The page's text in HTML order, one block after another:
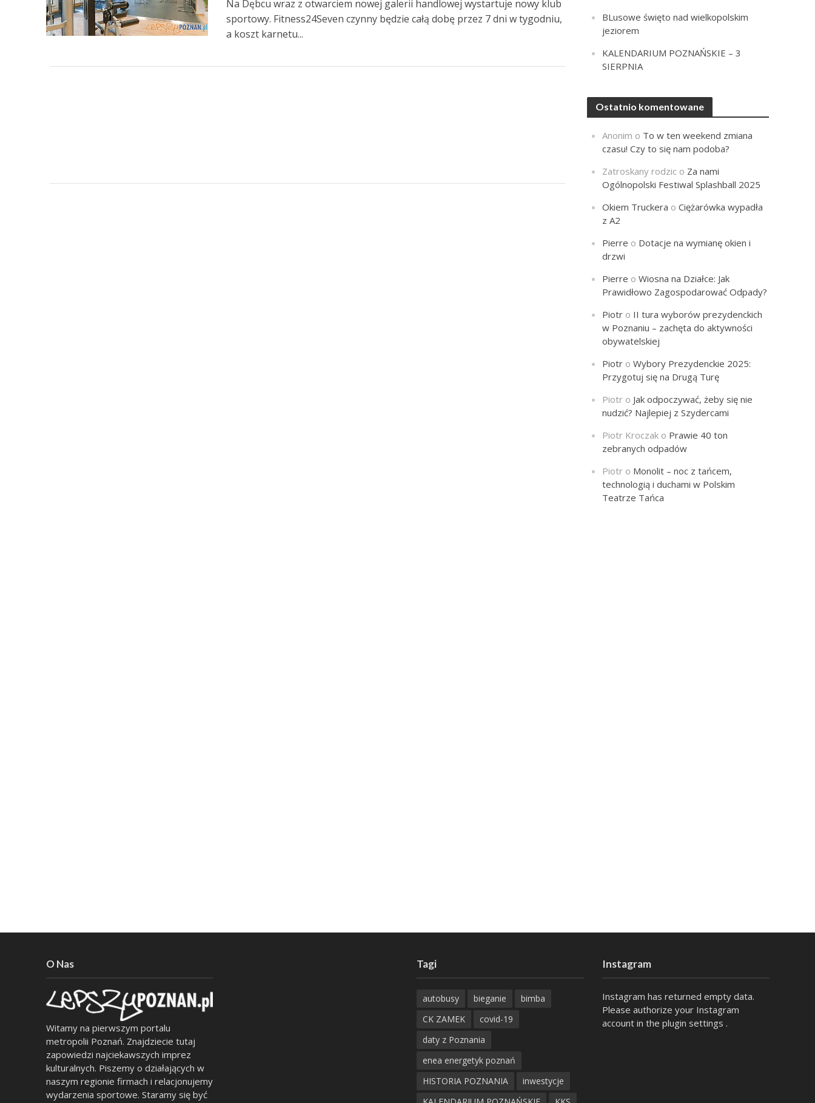
Na Dębcu wraz z otwarciem nowej galerii handlowej wystartuje nowy klub
sportowy. Fitness24Seven czynny będzie całą dobę przez 7 dni w tygodniu,
a koszt karnetu...
BLusowe święto nad wielkopolskim
jeziorem
KALENDARIUM POZNAŃSKIE – 3
SIERPNIA
Ostatnio komentowane
Anonim o To w ten weekend zmiana
czasu! Czy to się nam podoba?
Zatroskany rodzic o Za nami
Ogólnopolski Festiwal Splashball 2025
Okiem Truckera oCiężarówka wypadła
z A2
Pierre o Dotacje na wymianę okien i
drzwi
Pierre oWiosna na Działce: Jak
Prawidłowo Zagospodarować Odpady?
Piotr o II tura wyborów prezydenckich
w Poznaniu – zachęta do aktywności
obywatelskiej
Piotr oWybory Prezydenckie 2025:
Przygotuj się na Drugą Turę
Piotr o Jak odpoczywać, żeby się nie
nudzić? Najlepiej z Szydercami
Piotr Kroczak o Prawie 40 ton
zebranych odpadów
Piotr o Monolit – noc z tańcem,
technologią i duchami w Polskim
Teatrze Tańca
O Nas
Witamy na pierwszym portalu
metropolii Poznań. Znajdziecie tutaj
zapowiedzi najciekawszych imprez
kulturalnych. Piszemy o działających w
naszym regionie firmach i relacjonujemy
wydarzenia sportowe. Staramy się być
Tagi
autobusy bieganie
bimba
CK ZAMEK
covid-19
daty z Poznania
enea energetyk poznań
HISTORIA POZNANIA
inwestycje
Instagram
Instagram has returned empty data.
Please authorize your Instagram
account in the plugin settings .